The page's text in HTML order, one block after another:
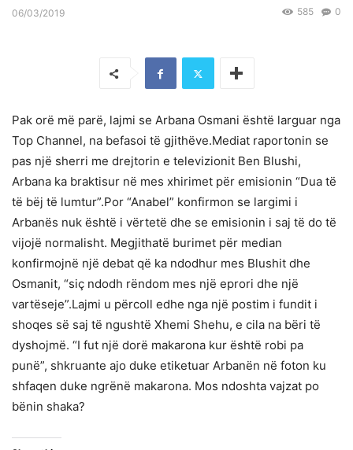
06/03/2019 0
585
Pak orë më parë, lajmi se Arbana Osmani është larguar nga
Top Channel, na befasoi të gjithëve.Mediat raportonin se
pas një sherri me drejtorin e televizionit Ben Blushi,
Arbana ka braktisur në mes xhirimet për emisionin “Dua të
të bëj të lumtur”.Por “Anabel” konfirmon se largimi i
Arbanës nuk është i vërtetë dhe se emisionin i saj të do të
vijojë normalisht. Megjithatë burimet për median
konfirmojnë një debat që ka ndodhur mes Blushit dhe
Osmanit, “siç ndodh rëndom mes një eprori dhe një
vartëseje”.Lajmi u përcoll edhe nga një postim i fundit i
shoqes së saj të ngushtë Xhemi Shehu, e cila na bëri të
dyshojmë. “I fut një dorë makarona kur është robi pa
punë”, shkruante ajo duke etiketuar Arbanën në foton ku
shfaqen duke ngrënë makarona. Mos ndoshta vajzat po
bënin shaka?